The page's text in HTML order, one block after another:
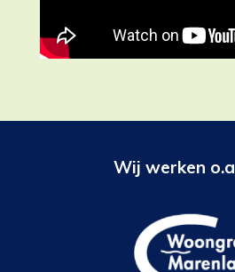
Wij werken